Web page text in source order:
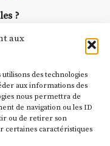
aux
des technologies
aux informations des
nous permettra de
de navigation ou les ID
ou de retirer son
certaines caractéristiques
d’Auzon. Le
de ces espaces
culturelles de
Caractère. Par
Cochon
comme en
d’Auzon 2026
?
Strada